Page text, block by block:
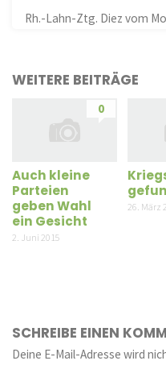
Rh.-Lahn-Ztg. Diez vom
WEITERE BEITRÄGE
0
Auch kleine
Parteien
geben Wahl
ein Gesicht
2. Juni 2015
26. März
SCHREIBE EINEN
Deine E-Mail-Adresse wird